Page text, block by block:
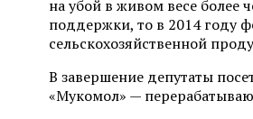
на убой в живом весе более
поддержки, то в 2014 году
сельскохозяйственной
В завершение депутаты
«Мукомол» —